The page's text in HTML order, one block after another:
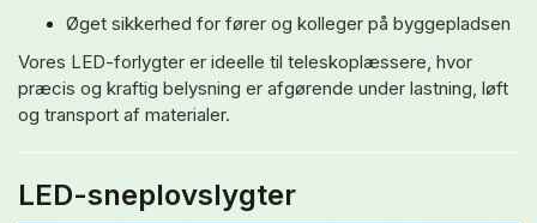
Øget sikkerhed for fører og kolleger på byggepladsen
Vores LED-forlygter er ideelle til teleskoplæssere, hvor
præcis og kraftig belysning er afgørende under lastning, løft
og transport af materialer.
LED-sneplovslygter